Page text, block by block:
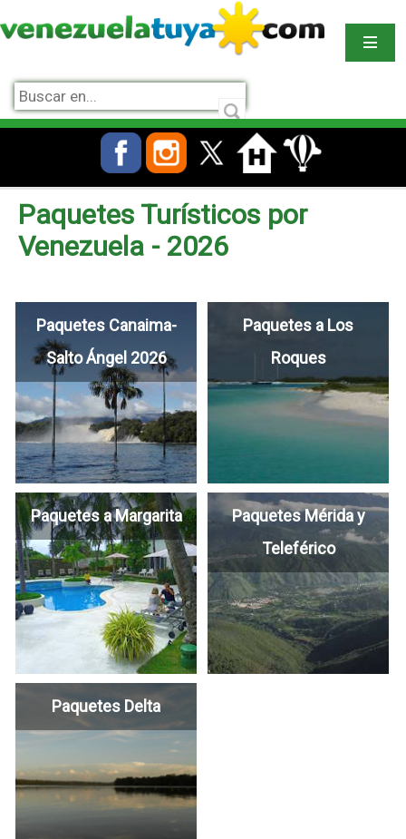
Paquetes Turísticos por
Venezuela - 2026
Paquetes Canaima-
Salto Ángel 2026
Paquetes a Los
Roques
Paquetes a Margarita
Paquetes Mérida y
Teleférico
Paquetes Delta